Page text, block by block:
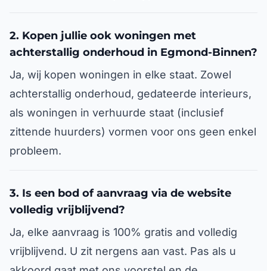
2. Kopen jullie ook woningen met
achterstallig onderhoud in Egmond-Binnen?
Ja, wij kopen woningen in elke staat. Zowel
achterstallig onderhoud, gedateerde interieurs,
als woningen in verhuurde staat (inclusief
zittende huurders) vormen voor ons geen enkel
probleem.
3. Is een bod of aanvraag via de website
volledig vrijblijvend?
Ja, elke aanvraag is 100% gratis and volledig
vrijblijvend. U zit nergens aan vast. Pas als u